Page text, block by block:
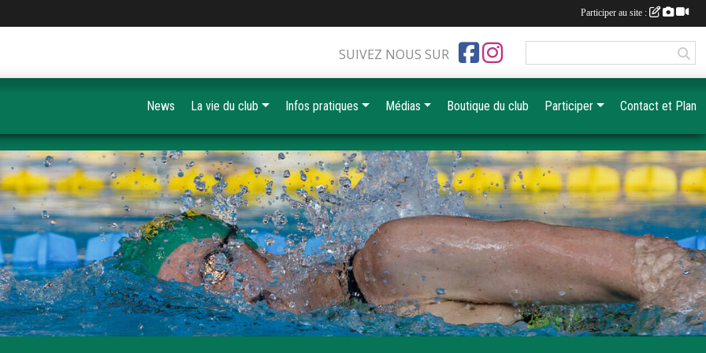
SUIVEZ NOUS SUR
News La vie du club Infos pratiques Médias Boutique du club Participer Contact et Plan
Participer au site :